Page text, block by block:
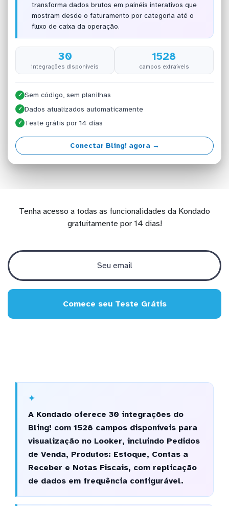
transforma dados brutos em painéis interativos que
mostram desde o faturamento por categoria até o
fluxo de caixa da operação.
30
integrações disponíveis
1528
campos extraíveis
✓ Sem código, sem planilhas
✓ Dados atualizados automaticamente
✓ Teste grátis por 14 dias
Conectar Bling! agora →
Tenha acesso a todas as funcionalidades da Kondado
gratuitamente por 14 dias!
Comece seu Teste Grátis
A Kondado oferece 30 integrações do
Bling! com 1528 campos disponíveis para
visualização no Looker, incluindo Pedidos
de Venda, Produtos: Estoque, Contas a
Receber e Notas Fiscais, com replicação
de dados em frequência configurável.